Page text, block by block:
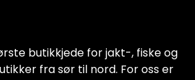
butikkjede for jakt-, fiske og
fra sør til nord. For oss er